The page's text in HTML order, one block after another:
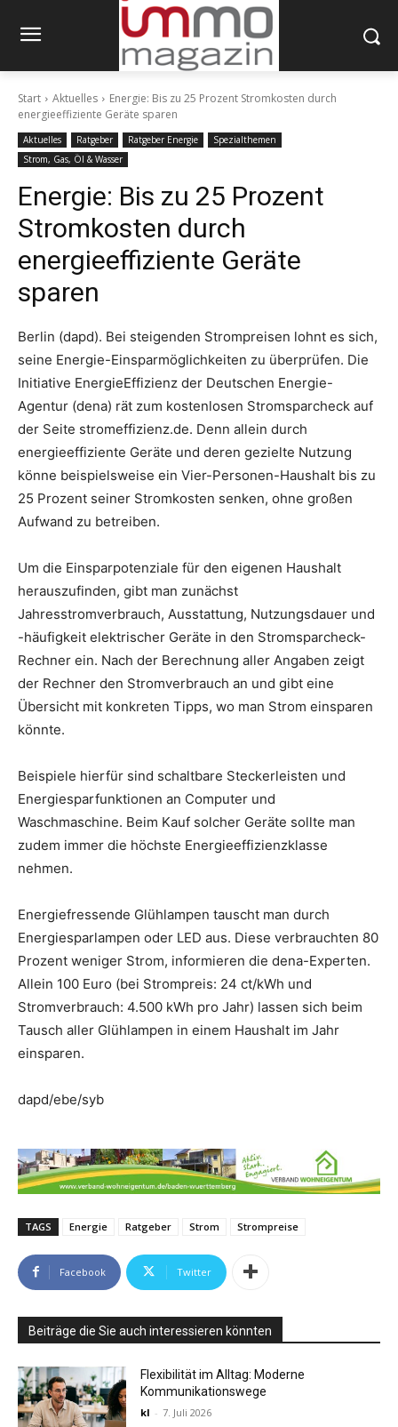
Start Aktuelles
Energie: Bis zu 25 Prozent Stromkosten durch
energieeffiziente Geräte sparen
Aktuelles Ratgeber Ratgeber Energie
Spezialthemen
Strom, Gas, Öl & Wasser
Energie: Bis zu 25 Prozent
Stromkosten durch
energieeffiziente Geräte
sparen
Berlin (dapd). Bei steigenden Strompreisen lohnt es sich,
seine Energie-Einsparmöglichkeiten zu überprüfen. Die
Initiative EnergieEffizienz der Deutschen Energie-
Agentur (dena) rät zum kostenlosen Stromsparcheck auf
der Seite stromeffizienz.de. Denn allein durch
energieeffiziente Geräte und deren gezielte Nutzung
könne beispielsweise ein Vier-Personen-Haushalt bis zu
25 Prozent seiner Stromkosten senken, ohne großen
Aufwand zu betreiben.
Um die Einsparpotenziale für den eigenen Haushalt
herauszufinden, gibt man zunächst
Jahresstromverbrauch, Ausstattung, Nutzungsdauer und
-häufigkeit elektrischer Geräte in den Stromsparcheck-
Rechner ein. Nach der Berechnung aller Angaben zeigt
der Rechner den Stromverbrauch an und gibt eine
Übersicht mit konkreten Tipps, wo man Strom einsparen
könnte.
Beispiele hierfür sind schaltbare Steckerleisten und
Energiesparfunktionen an Computer und
Waschmaschine. Beim Kauf solcher Geräte sollte man
zudem immer die höchste Energieeffizienzklasse
nehmen.
Energiefressende Glühlampen tauscht man durch
Energiesparlampen oder LED aus. Diese verbrauchten 80
Prozent weniger Strom, informieren die dena-Experten.
Allein 100 Euro (bei Strompreis: 24 ct/kWh und
Stromverbrauch: 4.500 kWh pro Jahr) lassen sich beim
Tausch aller Glühlampen in einem Haushalt im Jahr
einsparen.
dapd/ebe/syb
TAGS Energie Ratgeber Strom Strompreise
Facebook Twitter
Beiträge die Sie auch interessieren könnten
Flexibilität im Alltag: Moderne
Kommunikationswege
kl - 7. Juli 2026